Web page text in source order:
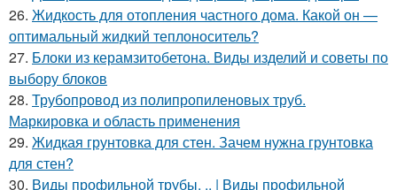
26. Жидкость для отопления частного дома. Какой он —
оптимальный жидкий теплоноситель?
27. Блоки из керамзитобетона. Виды изделий и советы по
выбору блоков
28. Трубопровод из полипропиленовых труб.
Маркировка и область применения
29. Жидкая грунтовка для стен. Зачем нужна грунтовка
для стен?
30. Виды профильной трубы. .. | Виды профильной